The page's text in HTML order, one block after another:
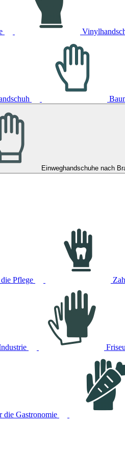
Einweghandschuhe nach
Pflege
die Gastronomie